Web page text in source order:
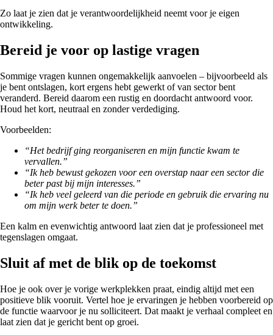
Zo laat je zien dat je verantwoordelijkheid neemt voor je eigen
ontwikkeling.
Bereid je voor op lastige vragen
Sommige vragen kunnen ongemakkelijk aanvoelen – bijvoorbeeld als
je bent ontslagen, kort ergens hebt gewerkt of van sector bent
veranderd. Bereid daarom een rustig en doordacht antwoord voor.
Houd het kort, neutraal en zonder verdediging.
Voorbeelden:
“Het bedrijf ging reorganiseren en mijn functie kwam te
vervallen.”
“Ik heb bewust gekozen voor een overstap naar een sector die
beter past bij mijn interesses.”
“Ik heb veel geleerd van die periode en gebruik die ervaring nu
om mijn werk beter te doen.”
Een kalm en evenwichtig antwoord laat zien dat je professioneel met
tegenslagen omgaat.
Sluit af met de blik op de toekomst
Hoe je ook over je vorige werkplekken praat, eindig altijd met een
positieve blik vooruit. Vertel hoe je ervaringen je hebben voorbereid op
de functie waarvoor je nu solliciteert. Dat maakt je verhaal compleet en
laat zien dat je gericht bent op groei.